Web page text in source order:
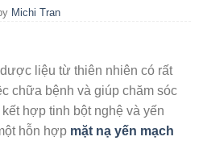
Michi Tran
liệu từ thiên nhiên có rất
chữa bệnh và giúp chăm sóc
hợp tinh bột nghệ và yến
hỗn hợp mặt nạ yến mạch